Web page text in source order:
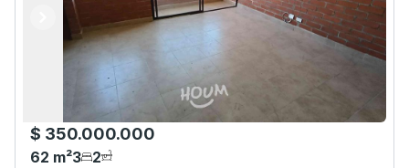
Anterior
Siguiente
$ 350.000.000
62 m²3 2